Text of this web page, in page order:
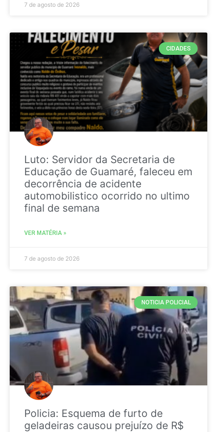
7 de agosto de 2026
CIDADES
Luto: Servidor da Secretaria de
Educação de Guamaré, faleceu em
decorrência de acidente
automobilistico ocorrido no ultimo
final de semana
VER MATÉRIA »
7 de agosto de 2026
NOTICIA POLICIAL
Policia: Esquema de furto de
geladeiras causou prejuízo de R$